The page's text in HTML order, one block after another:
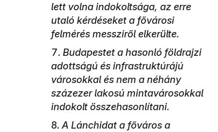
lett volna indokoltsága, az erre
utaló kérdéseket a fővárosi
felmérés messziről elkerülte.
Budapestet a hasonló földrajzi
adottságú és infrastruktúrájú
városokkal és nem a néhány
százezer lakosú mintavárosokkal
indokolt összehasonlítani.
A Lánchidat a főváros a